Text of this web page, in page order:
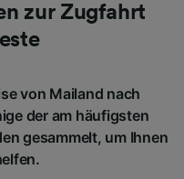
zur Zugfahrt
von Mailand nach
der am häufigsten
gesammelt, um Ihnen